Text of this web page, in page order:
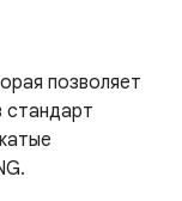
позволяет
стандарт